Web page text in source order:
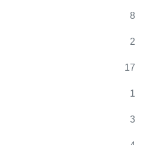
8
2
17
1
3